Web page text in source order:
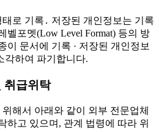
로 기록․ 저장된 개인정보는 기록
벨포멧(Low Level Format) 등의 방
이 문서에 기록 · 저장된 개인정보
각하여 파기합니다.
취급위탁
해서 아래와 같이 외부 전문업체
하고 있으며, 관계 법령에 따라 위